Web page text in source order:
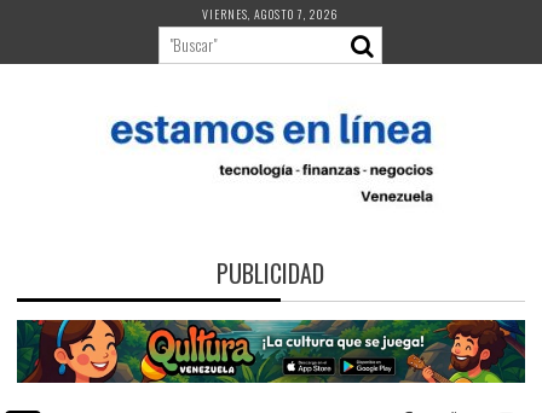
contenido
VIERNES, AGOSTO 7, 2026
PUBLICIDAD